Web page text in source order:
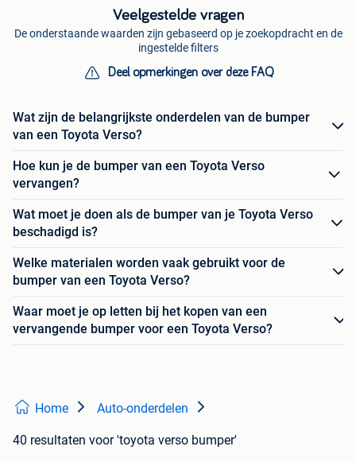
Veelgestelde vragen
De onderstaande waarden zijn gebaseerd op je zoekopdracht en de
ingestelde filters
Deel opmerkingen over deze FAQ
Wat zijn de belangrijkste onderdelen van de bumper
van een Toyota Verso?
Hoe kun je de bumper van een Toyota Verso
vervangen?
Wat moet je doen als de bumper van je Toyota Verso
beschadigd is?
Welke materialen worden vaak gebruikt voor de
bumper van een Toyota Verso?
Waar moet je op letten bij het kopen van een
vervangende bumper voor een Toyota Verso?
Home Auto-onderdelen
40 resultaten voor 'toyota verso bumper'